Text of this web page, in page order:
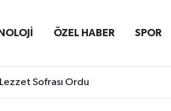
ÖZEL HABER SPOR
Sofrası Ordu